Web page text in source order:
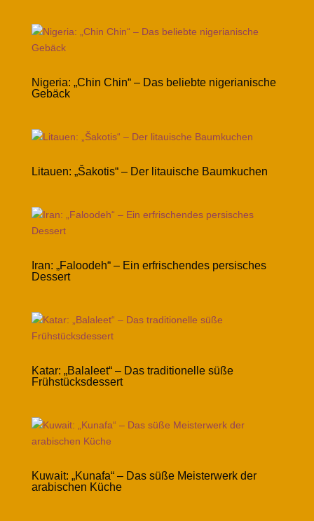
Nigeria: „Chin Chin“ – Das beliebte nigerianische
Gebäck
Litauen: „Šakotis“ – Der litauische Baumkuchen
Iran: „Faloodeh“ – Ein erfrischendes persisches
Dessert
Katar: „Balaleet“ – Das traditionelle süße
Frühstücksdessert
Kuwait: „Kunafa“ – Das süße Meisterwerk der
arabischen Küche